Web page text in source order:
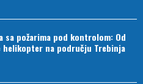
sa požarima pod kontrolom: Od
na području Trebinja